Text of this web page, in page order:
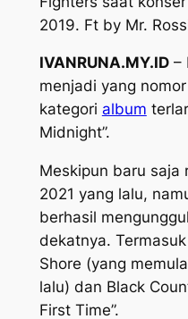
2019. Ft by Mr.
IVANRUNA.MY.ID–
menjadi yang
kategori album
Midnight”.
Meskipun baru saja
2021 yang lalu,
berhasil
dekatnya.
Shore (yang
lalu) dan Black
First Time”.